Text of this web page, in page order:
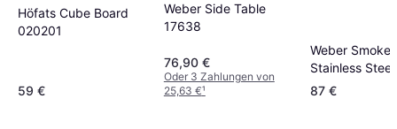
Höfats Cube Board
020201
59 €
Weber Side Table
17638
76,90 €
Oder 3 Zahlungen von
25,63 €¹
Weber
Stainless
Side Table
87 €